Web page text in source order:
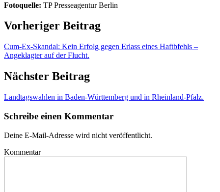
Fotoquelle: TP Presseagentur Berlin
Vorheriger Beitrag
Cum-Ex-Skandal: Kein Erfolg gegen Erlass eines Haftbfehls –
Angeklagter auf der Flucht.
Nächster Beitrag
Landtagswahlen in Baden-Württemberg und in Rheinland-Pfalz.
Schreibe einen Kommentar
Deine E-Mail-Adresse wird nicht veröffentlicht.
Kommentar